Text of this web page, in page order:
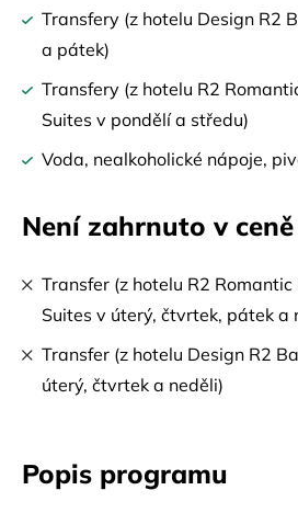
Transfery (z hotelu Design R2
a pátek)
Transfery (z hotelu R2
Suites v pondělí a středu)
Voda, nealkoholické nápoje,
Není zahrnuto v ceně
Transfer (z hotelu R2
Suites v úterý, čtvrtek, pátek a
Transfer (z hotelu Design R2
úterý, čtvrtek a neděli)
Popis programu